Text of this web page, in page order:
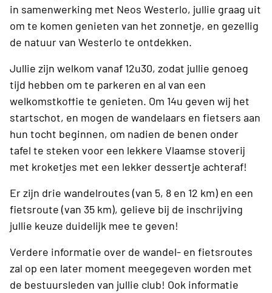
in samenwerking met Neos Westerlo, jullie graag uit
om te komen genieten van het zonnetje, en gezellig
de natuur van Westerlo te ontdekken.
Jullie zijn welkom vanaf 12u30, zodat jullie genoeg
tijd hebben om te parkeren en al van een
welkomstkoffie te genieten. Om 14u geven wij het
startschot, en mogen de wandelaars en fietsers aan
hun tocht beginnen, om nadien de benen onder
tafel te steken voor een lekkere Vlaamse stoverij
met kroketjes met een lekker dessertje achteraf!
Er zijn drie wandelroutes (van 5, 8 en 12 km) en een
fietsroute (van 35 km), gelieve bij de inschrijving
jullie keuze duidelijk mee te geven!
Verdere informatie over de wandel- en fietsroutes
zal op een later moment meegegeven worden met
de bestuursleden van jullie club! Ook informatie